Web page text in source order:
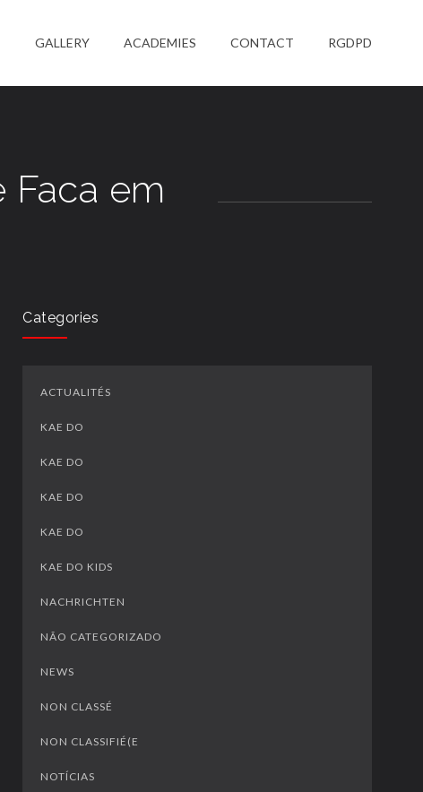
GALLERY ACADEMIES CONTACT RGDPD
Faca em
Categories
ACTUALITÉS
KAE DO
KAE DO
KAE DO
KAE DO
KAE DO KIDS
NACHRICHTEN
NÃO CATEGORIZADO
NEWS
NON CLASSÉ
NON CLASSIFIÉ(E
NOTÍCIAS